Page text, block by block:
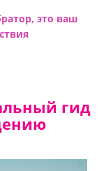
это ваш
гид